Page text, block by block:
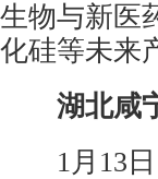
生物与新医
化硅等未来
湖北咸
1月13日